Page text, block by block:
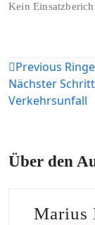
Kein
Previous
Nächster Schritt
Verkehrsunfall
Über den
Marius